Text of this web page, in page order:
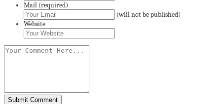
Mail (required)
(will not be published)
Website